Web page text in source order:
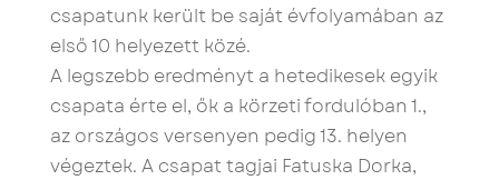
csapatunk került be saját évfolyamában az
első 10 helyezett közé.
A legszebb eredményt a hetedikesek egyik
csapata érte el, ők a körzeti fordulóban 1.,
az országos versenyen pedig 13. helyen
végeztek. A csapat tagjai Fatuska Dorka,